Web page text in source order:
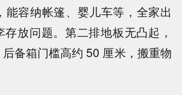
能容纳帐篷、婴儿车等，全家出
放问题。第二排地板无凸起，
备箱门槛高约 50 厘米，搬重物